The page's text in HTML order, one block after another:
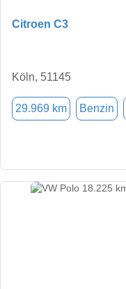
Citroen C3
Köln, 51145
29.969 km Benzin